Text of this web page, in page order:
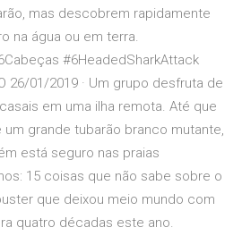
mas descobrem rapidamente
na água ou em terra.
#6HeadedSharkAttack
26/01/2019 · Um grupo desfruta de
em uma ilha remota. Até que
grande tubarão branco mutante,
está seguro nas praias
15 coisas que não sabe sobre o
que deixou meio mundo com
quatro décadas este ano.